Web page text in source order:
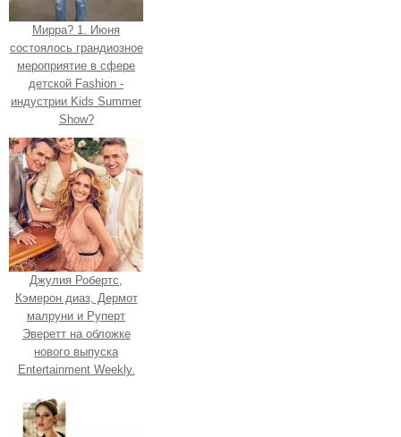
Мирра? 1. Июня
состоялось грандиозное
мероприятие в сфере
детской Fashion -
индустрии Kids Summer
Show?
Джулия Робертс,
Кэмерон диаз, Дермот
малруни и Руперт
Эверетт на обложке
нового выпуска
Entertainment Weekly.